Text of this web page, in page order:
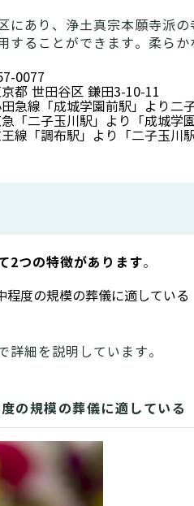
にあり、浄土真宗本願寺派
することができます。柔ら
0077
都 世田谷区 鎌田3-10-11
急線「成城学園前駅」より二
「二子玉川駅」より「成城学
線「調布駅」より「二子玉川
2つの特徴があります。
程度の規模の葬儀に適している
詳細を説明しています。
の規模の葬儀に適している